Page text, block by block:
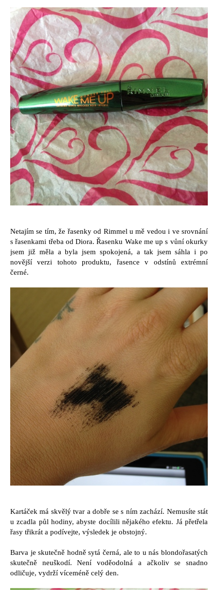
Netajím se tím, že řasenky od Rimmel u mě vedou i ve srovnání
s řasenkami třeba od Diora. Řasenku Wake me up s vůní okurky
jsem již měla a byla jsem spokojená, a tak jsem sáhla i po
novější verzi tohoto produktu, řasence v odstínů extrémní
černé.
Kartáček má skvělý tvar a dobře se s ním zachází. Nemusíte stát
u zcadla půl hodiny, abyste docílili nějakého efektu. Já přetřela
řasy třikrát a podívejte, výsledek je obstojný.
Barva je skutečně hodně sytá černá, ale to u nás blondořasatých
skutečně neuškodí. Není voděodolná a ačkoliv se snadno
odličuje, vydrží víceméně celý den.